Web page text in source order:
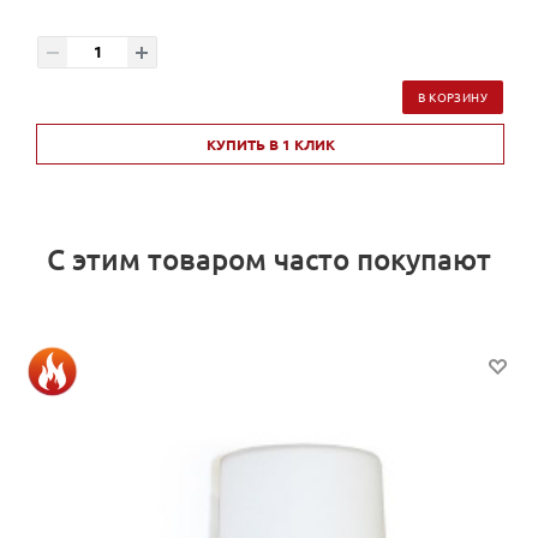
В КОРЗИНУ
КУПИТЬ В 1 КЛИК
С этим товаром часто покупают